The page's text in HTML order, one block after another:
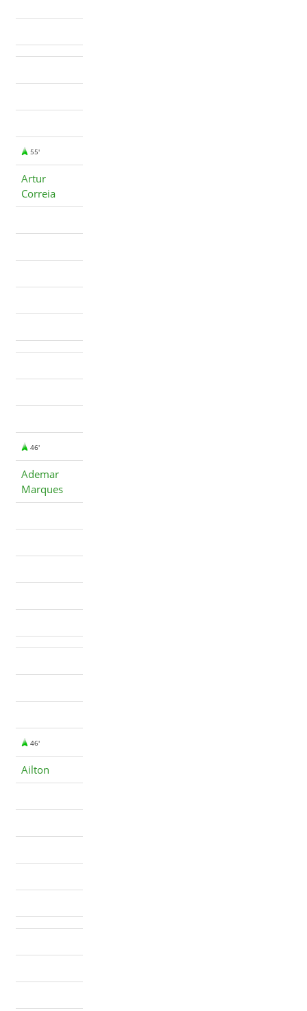
55'
Artur
Correia
46'
Ademar
Marques
46'
Ailton